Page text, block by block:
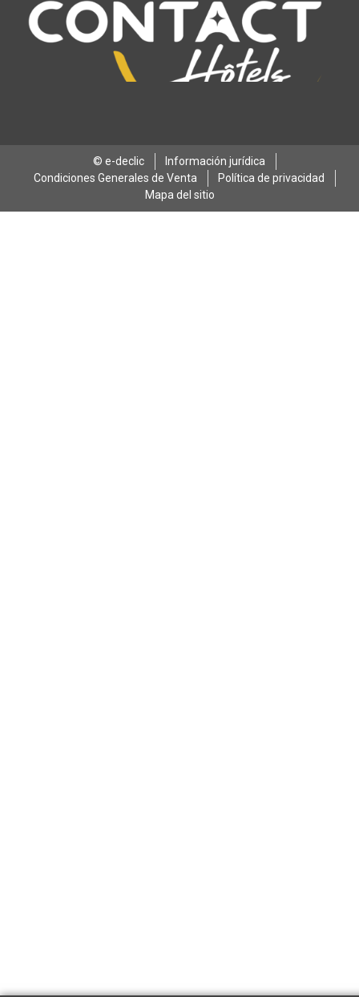
© e-declic
Información jurídica
Condiciones Generales de Venta
Política de privacidad
Mapa del sitio